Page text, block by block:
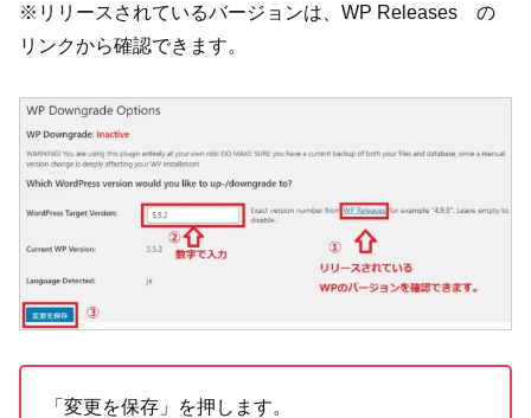
※リリースされているバージョンは、WP Releases の
リンクから確認できます。
「変更を保存」を押します。